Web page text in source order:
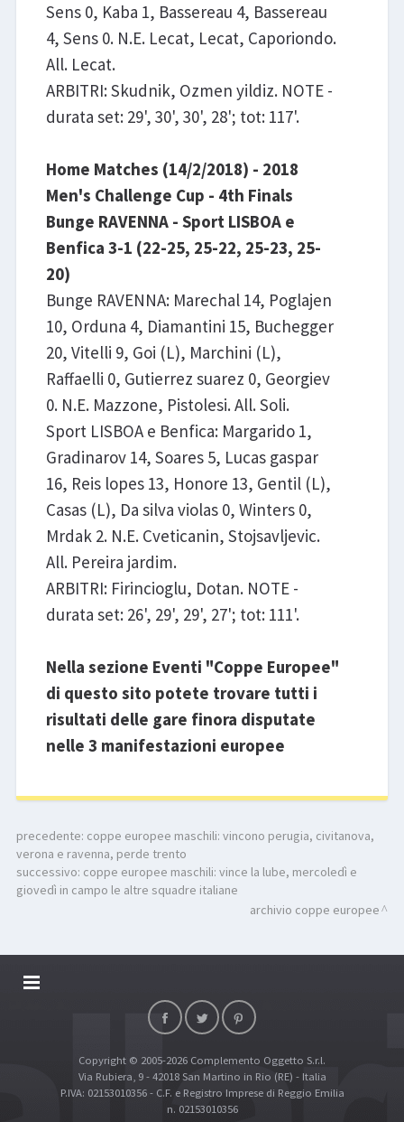
Sens 0, Kaba 1, Bassereau 4, Bassereau
4, Sens 0. N.E. Lecat, Lecat, Caporiondo.
All. Lecat.
ARBITRI: Skudnik, Ozmen yildiz. NOTE -
durata set: 29', 30', 30', 28'; tot: 117'.
Home Matches (14/2/2018) - 2018
Men's Challenge Cup - 4th Finals
Bunge RAVENNA - Sport LISBOA e
Benfica 3-1 (22-25, 25-22, 25-23, 25-
20)
Bunge RAVENNA: Marechal 14, Poglajen
10, Orduna 4, Diamantini 15, Buchegger
20, Vitelli 9, Goi (L), Marchini (L),
Raffaelli 0, Gutierrez suarez 0, Georgiev
0. N.E. Mazzone, Pistolesi. All. Soli.
Sport LISBOA e Benfica: Margarido 1,
Gradinarov 14, Soares 5, Lucas gaspar
16, Reis lopes 13, Honore 13, Gentil (L),
Casas (L), Da silva violas 0, Winters 0,
Mrdak 2. N.E. Cveticanin, Stojsavljevic.
All. Pereira jardim.
ARBITRI: Firincioglu, Dotan. NOTE -
durata set: 26', 29', 29', 27'; tot: 111'.
Nella sezione Eventi "Coppe Europee"
di questo sito potete trovare tutti i
risultati delle gare finora disputate
nelle 3 manifestazioni europee
precedente: coppe europee maschili: vincono perugia, civitanova,
verona e ravenna, perde trento
successivo: coppe europee maschili: vince la lube, mercoledì e
giovedì in campo le altre squadre italiane
archivio coppe europee
DALLARIVOLLEY SOSTIENE
TOP RICERCHE
SITE MAP
Copyright © 2005-2026 Complemento Oggetto S.r.l.
Via Rubiera, 9 - 42018 San Martino in Rio (RE) - Italia
P.IVA: 02153010356 - C.F. e Registro Imprese di Reggio Emilia
n. 02153010356